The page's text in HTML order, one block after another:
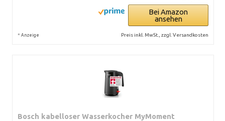
Bei Amazon
ansehen
* Anzeige Preis inkl. MwSt., zzgl. Versandkosten
Bosch kabelloser Wasserkocher MyMoment